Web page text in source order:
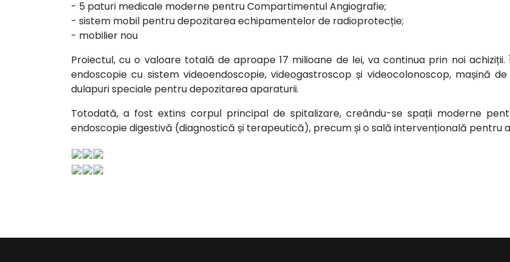
- 5 paturi medicale moderne pentru Compartimentul Angiografie;
- sistem mobil pentru depozitarea echipamentelor de radioprotecție;
- mobilier nou
Proiectul, cu o valoare totală de aproape 17 milioane de lei, va continua prin noi
endoscopie cu sistem videoendoscopie, videogastroscop și videocolonoscop, mașină
dulapuri speciale pentru depozitarea aparaturii.
Totodată, a fost extins corpul principal de spitalizare, creându-se spații moderne
endoscopie digestivă (diagnostică și terapeutică), precum și o sală intervențională pentru